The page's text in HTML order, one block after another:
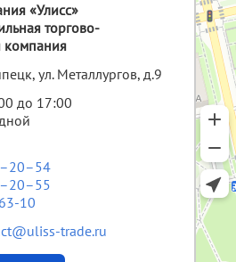
«Улисс»
торгово-
компания
ул. Металлургов, д.9
до 17:00
10
trade.ru